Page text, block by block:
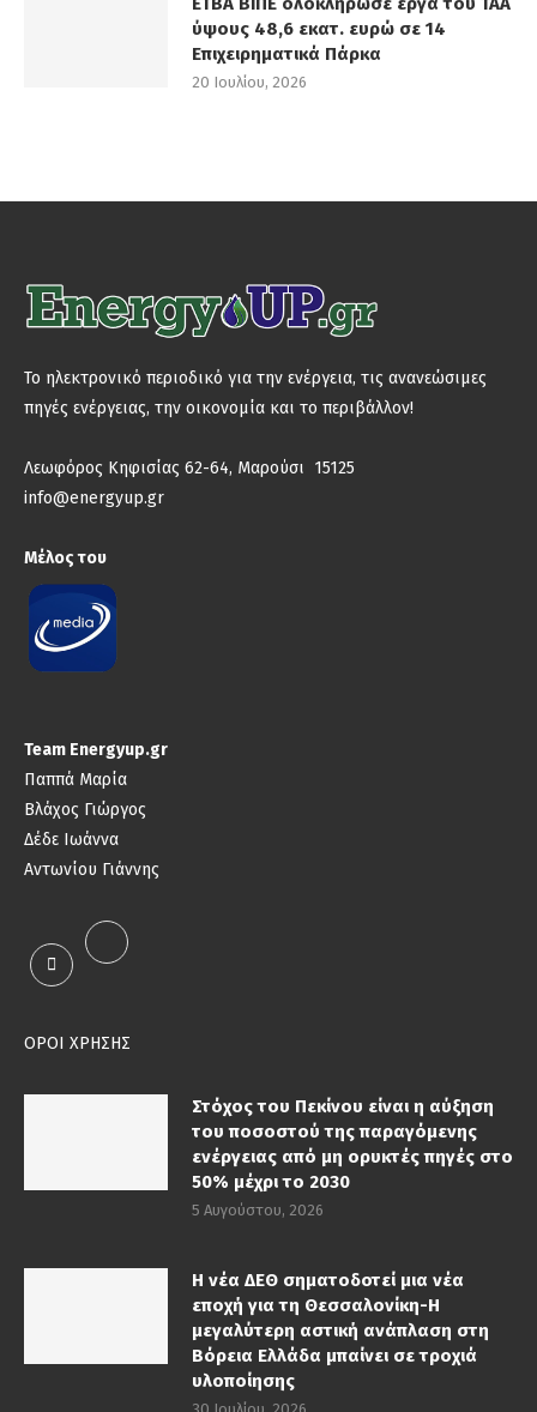
ύψους 48,6 εκατ. ευρώ σε 14
Επιχειρηματικά Πάρκα
20 Ιουλίου, 2026
Το ηλεκτρονικό περιοδικό για την ενέργεια, τις ανανεώσιμες
πηγές ενέργειας, την οικονομία και το περιβάλλον!
Λεωφόρος Κηφισίας 62-64, Μαρούσι 15125
info@energyup.gr
Μέλος του
Team Energyup.gr
Παππά Μαρία
Βλάχος Γιώργος
Δέδε Ιωάννα
Αντωνίου Γιάννης
ΟΡΟΙ ΧΡΗΣΗΣ
Στόχος του Πεκίνου είναι η αύξηση
του ποσοστού της παραγόμενης
ενέργειας από μη ορυκτές πηγές στο
50% μέχρι το 2030
5 Αυγούστου, 2026
Η νέα ΔΕΘ σηματοδοτεί μια νέα
εποχή για τη Θεσσαλονίκη-Η
μεγαλύτερη αστική ανάπλαση στη
Βόρεια Ελλάδα μπαίνει σε τροχιά
υλοποίησης